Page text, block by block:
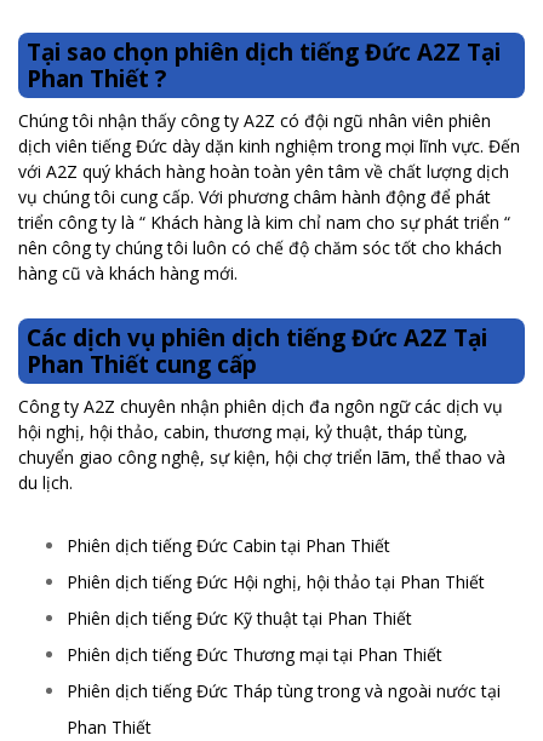
Tại sao chọn phiên dịch tiếng Đức A2Z Tại
Phan Thiết ?
Chúng tôi nhận thấy công ty A2Z có đội ngũ nhân viên phiên
dịch viên tiếng Đức dày dặn kinh nghiệm trong mọi lĩnh vực. Đến
với A2Z quý khách hàng hoàn toàn yên tâm về chất lượng dịch
vụ chúng tôi cung cấp. Với phương châm hành động để phát
triển công ty là “ Khách hàng là kim chỉ nam cho sự phát triển “
nên công ty chúng tôi luôn có chế độ chăm sóc tốt cho khách
hàng cũ và khách hàng mới.
Các dịch vụ phiên dịch tiếng Đức A2Z Tại
Phan Thiết cung cấp
Công ty A2Z chuyên nhận phiên dịch đa ngôn ngữ các dịch vụ
hội nghị, hội thảo, cabin, thương mại, kỷ thuật, tháp tùng,
chuyển giao công nghệ, sự kiện, hội chợ triển lãm, thể thao và
du lịch.
Phiên dịch tiếng Đức Cabin tại Phan Thiết
Phiên dịch tiếng Đức Hội nghị, hội thảo tại Phan Thiết
Phiên dịch tiếng Đức Kỹ thuật tại Phan Thiết
Phiên dịch tiếng Đức Thương mại tại Phan Thiết
Phiên dịch tiếng Đức Tháp tùng trong và ngoài nước tại
Phan Thiết